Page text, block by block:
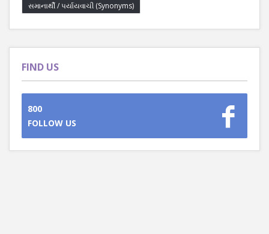
સમાનાર્થી / પર્યાયવાચી (Synonyms)
FIND US
800
FOLLOW US